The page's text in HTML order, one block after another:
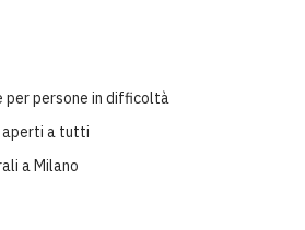
persone in difficoltà
aperti a tutti
a Milano